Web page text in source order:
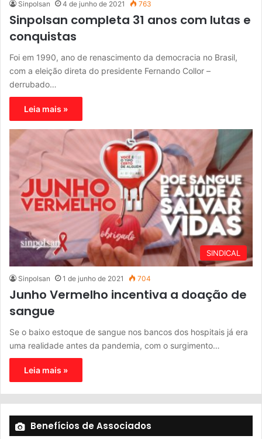
Sinpolsan 4 de junho de 2021 763
Sinpolsan completa 31 anos com lutas e
conquistas
Foi em 1990, ano de renascimento da democracia no Brasil,
com a eleição direta do presidente Fernando Collor –
derrubado…
Leia mais »
SINDICAL
Sinpolsan 1 de junho de 2021 704
Junho Vermelho incentiva a doação de
sangue
Se o baixo estoque de sangue nos bancos dos hospitais já era
uma realidade antes da pandemia, com o surgimento…
Leia mais »
Benefícios de Associados